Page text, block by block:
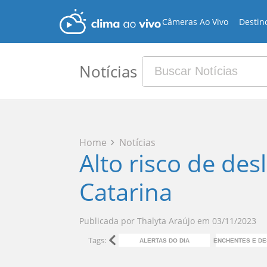
Câmeras Ao Vivo
Notícias
Home Notícias
Alto risco de
Catarina
Publicada por Thalyta Araújo em 03/11/2023
Tags: ALERTAS DO DIA ENCHENTES E